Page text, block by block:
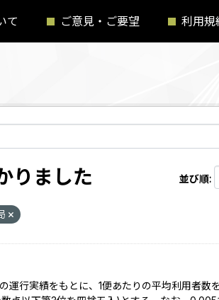
て ご意見・ご要望 利用規
並び順
りました
運行実績をもとに、1便あたりの平均利用者数